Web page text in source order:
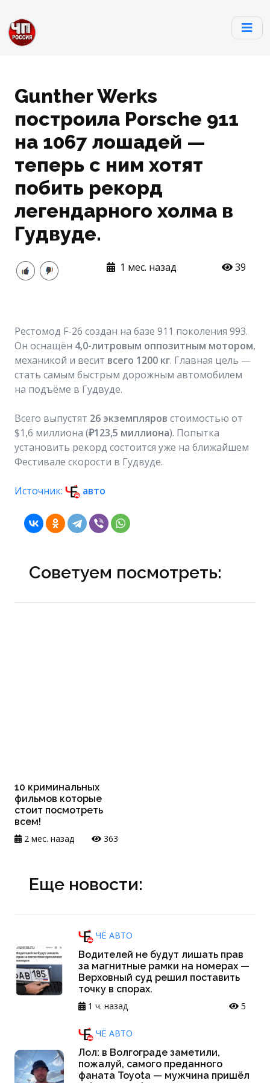
Gunther Werks
построила Porsche 911
на 1067 лошадей —
теперь с ним хотят
побить рекорд
легендарного холма в
Гудвуде.
1 мес. назад 39
Рестомод F-26 создан на базе 911 поколения 993.
Он оснащён 4,0-литровым оппозитным мотором,
механикой и весит всего 1200 кг. Главная цель —
стать самым быстрым дорожным автомобилем
на подъёме в Гудвуде.
Всего выпустят 26 экземпляров стоимостью от
$1,6 миллиона (₽123,5 миллиона). Попытка
установить рекорд состоится уже на ближайшем
Фестивале скорости в Гудвуде.
Источник: авто
Советуем посмотреть:
10 криминальных
фильмов которые
стоит посмотреть
всем!
2 мес. назад
363
Еще новости:
ЧЁ АВТО
Водителей не будут лишать прав
за магнитные рамки на номерах —
Верховный суд решил поставить
точку в спорах.
1 ч. назад
5
ЧЁ АВТО
Лол: в Волгограде заметили,
пожалуй, самого преданного
фаната Toyota — мужчина пришёл